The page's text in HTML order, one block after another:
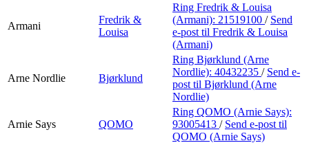
Armani
Fredrik &
Louisa
Ring Fredrik & Louisa
(Armani): 21519100 / Send
e-post til Fredrik & Louisa
(Armani)
Arne Nordlie Bjørklund
Ring Bjørklund (Arne
Nordlie): 40432235 / Send e-
post til Bjørklund (Arne
Nordlie)
Arnie Says QOMO
Ring QOMO (Arnie Says):
93005413 / Send e-post til
QOMO (Arnie Says)